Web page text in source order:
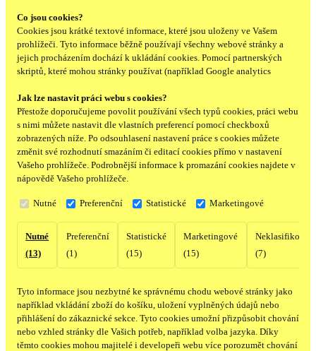
Co jsou cookies?
Cookies jsou krátké textové informace, které jsou uloženy ve Vašem
prohlížeči. Tyto informace běžně používají všechny webové stránky a
jejich procházením dochází k ukládání cookies. Pomocí partnerských
skriptů, které mohou stránky používat (například Google analytics
Jak lze nastavit práci webu s cookies?
Přestože doporučujeme povolit používání všech typů cookies, práci webu
s nimi můžete nastavit dle vlastních preferencí pomocí checkboxů
zobrazených níže. Po odsouhlasení nastavení práce s cookies můžete
změnit své rozhodnutí smazáním či editací cookies přímo v nastavení
Vašeho prohlížeče. Podrobnější informace k promazání cookies najdete v
nápovědě Vašeho prohlížeče.
Nutné Preferenční Statistické Marketingové
Nutné
(13)
Preferenční
(1)
Statistické
(15)
Marketingové
(15)
(7)
Tyto informace jsou nezbytné ke správnému chodu webové stránky jako
například vkládání zboží do košíku, uložení vyplněných údajů nebo
přihlášení do zákaznické sekce. Tyto cookies umožní přizpůsobit chování
nebo vzhled stránky dle Vašich potřeb, například volba jazyka. Díky
těmto cookies mohou majitelé i developeři webu více porozumět chování